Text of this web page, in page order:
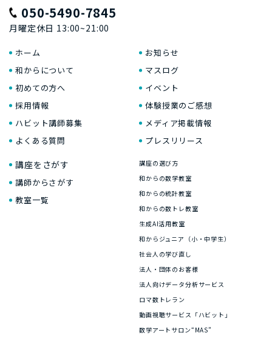
050-5490-7845
月曜定休日 13:00~21:00
ホーム
和からについて
初めての方へ
採用情報
ハビット講師募集
よくある質問
お知らせ
マスログ
イベント
体験授業のご感想
メディア掲載情報
プレスリリース
講座をさがす
講師からさがす
教室一覧
講座の選び方
和からの数学教室
和からの統計教室
和からの数トレ教室
生成AI活用教室
和からジュニア（小・中学生）
社会人の学び直し
法人・団体のお客様
法人向けデータ分析サービス
ロマ数トレラン
動画視聴サービス「ハビット」
数学アートサロン“MAS”